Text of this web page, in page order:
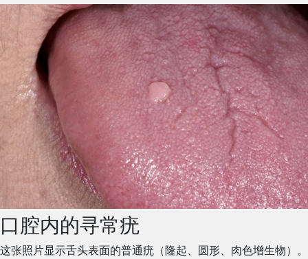
口腔内的寻常疣
这张照片显示舌头表面的普通疣（隆起、圆形、肉色增生物）。